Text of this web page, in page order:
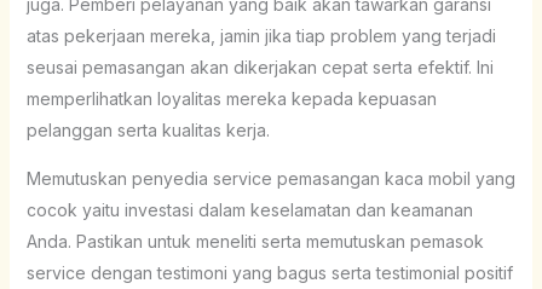
atas pekerjaan mereka, jamin jika tiap problem yang terjadi
seusai pemasangan akan dikerjakan cepat serta efektif. Ini
memperlihatkan loyalitas mereka kepada kepuasan
pelanggan serta kualitas kerja.
Memutuskan penyedia service pemasangan kaca mobil yang
cocok yaitu investasi dalam keselamatan dan keamanan
Anda. Pastikan untuk meneliti serta memutuskan pemasok
service dengan testimoni yang bagus serta testimonial positif